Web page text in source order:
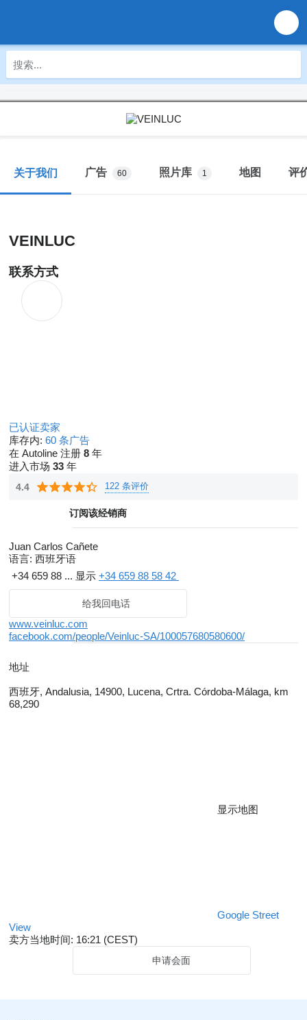
关于我们 广告 60 照片库 1 地图 评
VEINLUC
联系方式
已认证卖家
库存内: 60 条广告
在 Autoline 注册 8 年
进入市场 33 年
4.4 122 条评价
订阅该经销商
Juan Carlos Cañete
语言: 西班牙语
+34 659 88 ... 显示 +34 659 88 58 42
给我回电话
www.veinluc.com
facebook.com/people/Veinluc-SA/100057680580600/
地址
西班牙, Andalusia, 14900, Lucena, Crtra. Córdoba-Málaga, km
68,290
显示地图
Google Street
View
卖方当地时间: 16:21 (CEST)
申请会面